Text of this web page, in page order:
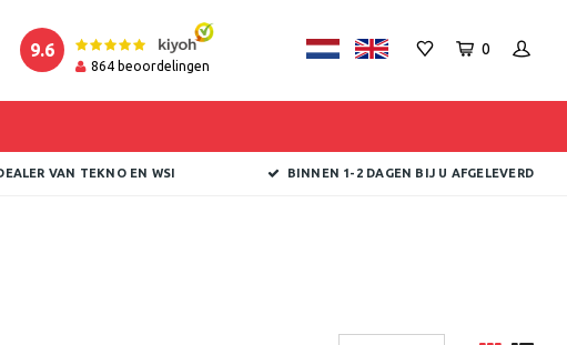
9.6
864 beoordelingen
0
VAN TEKNO EN WSI BINNEN 1-2 DAGEN BIJ U AFGELEVERD